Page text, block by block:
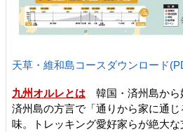
天草・維和島コースダウンロード
九州オルレとは
韓国・済州島から
済州島の方言で「通りから家に通
味。トレッキング愛好家らが絶大